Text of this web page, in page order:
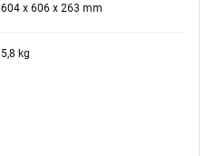
604 x 606 x 263 mm
5,8 kg